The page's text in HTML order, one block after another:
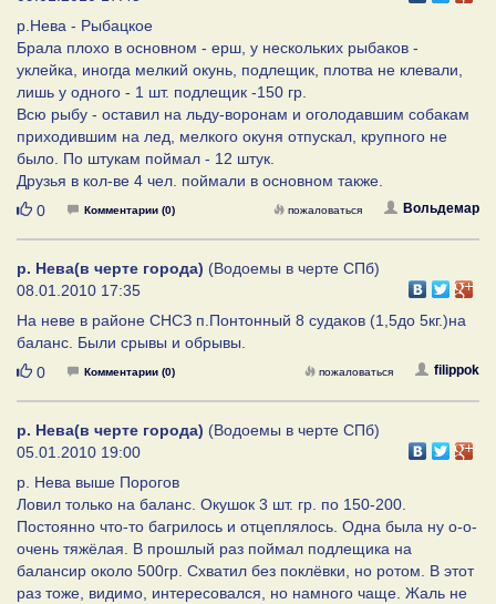
р.Нева - Рыбацкое
Брала плохо в основном - ерш, у нескольких рыбаков -
уклейка, иногда мелкий окунь, подлещик, плотва не клевали,
лишь у одного - 1 шт. подлещик -150 гр.
Всю рыбу - оставил на льду-воронам и оголодавшим собакам
приходившим на лед, мелкого окуня отпускал, крупного не
было. По штукам поймал - 12 штук.
Друзья в кол-ве 4 чел. поймали в основном также.
Нравится
0 Комментарии (0) Вольдемар
пожаловаться
р. Нева(в черте города) (Водоемы в черте СПб)
08.01.2010 17:35
На неве в районе СНСЗ п.Понтонный 8 судаков (1,5до 5кг.)на
баланс. Были срывы и обрывы.
Нравится
0 Комментарии (0) filippok
пожаловаться
р. Нева(в черте города) (Водоемы в черте СПб)
05.01.2010 19:00
р. Нева выше Порогов
Ловил только на баланс. Окушок 3 шт. гр. по 150-200.
Постоянно что-то багрилось и отцеплялось. Одна была ну о-о-
очень тяжёлая. В прошлый раз поймал подлещика на
балансир около 500гр. Схватил без поклёвки, но ротом. В этот
раз тоже, видимо, интересовался, но намного чаще. Жаль не